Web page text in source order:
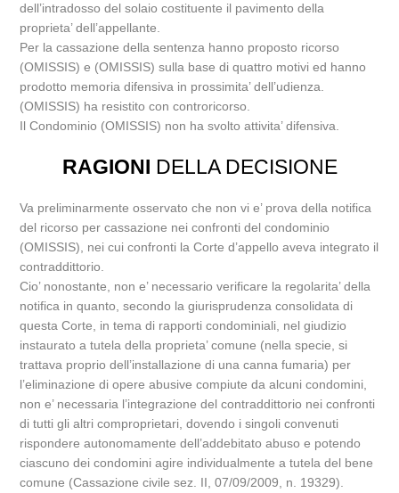
dell’intradosso del solaio costituente il pavimento della
proprieta’ dell’appellante.
Per la cassazione della sentenza hanno proposto ricorso
(OMISSIS) e (OMISSIS) sulla base di quattro motivi ed hanno
prodotto memoria difensiva in prossimita’ dell’udienza.
(OMISSIS) ha resistito con controricorso.
Il Condominio (OMISSIS) non ha svolto attivita’ difensiva.
RAGIONI DELLA DECISIONE
Va preliminarmente osservato che non vi e’ prova della notifica
del ricorso per cassazione nei confronti del condominio
(OMISSIS), nei cui confronti la Corte d’appello aveva integrato il
contraddittorio.
Cio’ nonostante, non e’ necessario verificare la regolarita’ della
notifica in quanto, secondo la giurisprudenza consolidata di
questa Corte, in tema di rapporti condominiali, nel giudizio
instaurato a tutela della proprieta’ comune (nella specie, si
trattava proprio dell’installazione di una canna fumaria) per
l’eliminazione di opere abusive compiute da alcuni condomini,
non e’ necessaria l’integrazione del contraddittorio nei confronti
di tutti gli altri comproprietari, dovendo i singoli convenuti
rispondere autonomamente dell’addebitato abuso e potendo
ciascuno dei condomini agire individualmente a tutela del bene
comune (Cassazione civile sez. II, 07/09/2009, n. 19329).